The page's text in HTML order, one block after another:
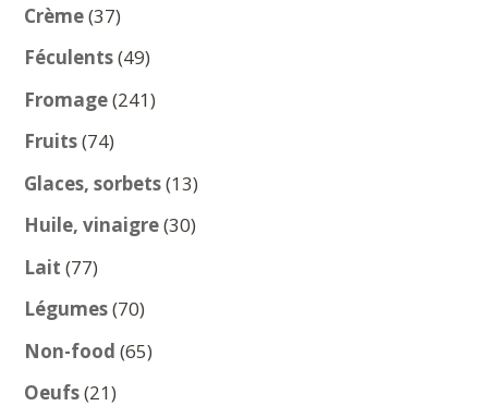
Crème 3737
produits
Féculents 4949
produits
Fromage 241241
Fruits 7474
produits
Glaces, sorbets 1313
produits
Huile, vinaigre 3030
Lait 7777
produits
Légumes 7070
produits
Non-food 6565
Oeufs 2121